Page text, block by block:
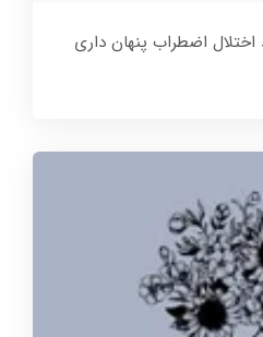
اضطراب پنهان داری